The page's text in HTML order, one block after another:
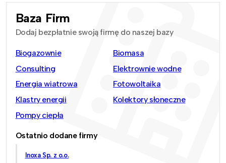
Baza Firm
Dodaj bezpłatnie swoją firmę do naszej bazy
Biogazownie
Biomasa
Consulting
Elektrownie wodne
Energia wiatrowa
Fotowoltaika
Klastry energii
Kolektory słoneczne
Pompy ciepła
Ostatnio dodane firmy
Inoxa Sp. z o.o.